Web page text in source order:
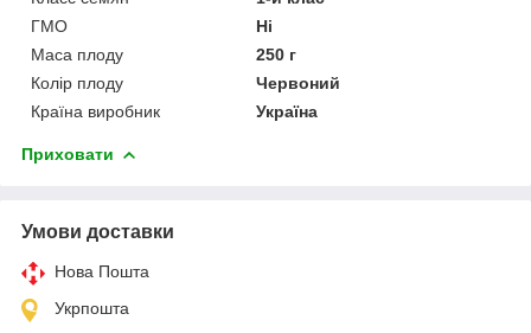
ГМО
Ні
Маса плоду
250 г
Колір плоду
Червоний
Країна виробник
Україна
Приховати
Умови доставки
Нова Пошта
Укрпошта